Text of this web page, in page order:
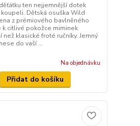
ten nejjemnější dotek
Dětská osuška Wild
z prémiového bavlněného
k citlivé pokožce miminek
než klasické froté ručníky. Jemný
do vaší ...
Na objednávku
Přidat do košíku